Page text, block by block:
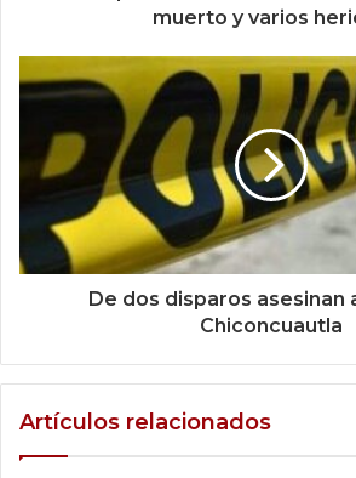
muerto y varios
De dos disparos asesinan
Chiconcuautla
Artículos relacionados